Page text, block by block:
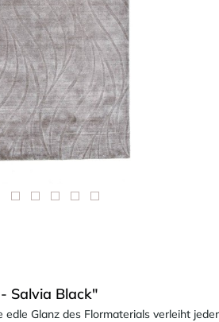
Salvia Black"
Glanz des Flormaterials verleiht